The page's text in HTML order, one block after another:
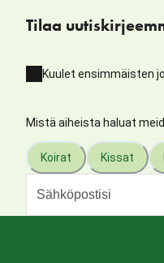
Tilaa
Kuulet ensimmäisten
Mistä aiheista haluat
Koirat Kissat